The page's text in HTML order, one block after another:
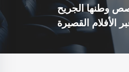
وطنها الجريح
الأفلام القصيرة